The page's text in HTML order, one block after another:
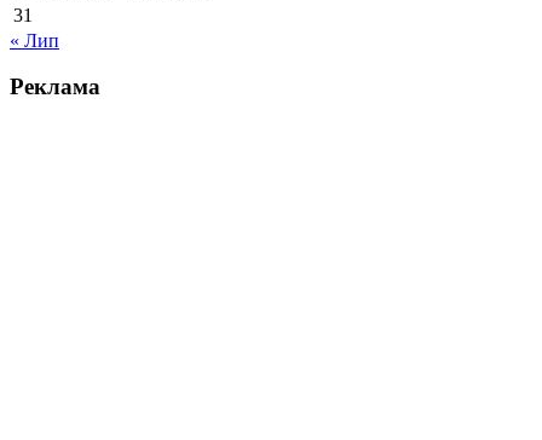
31
« Лип
Реклама